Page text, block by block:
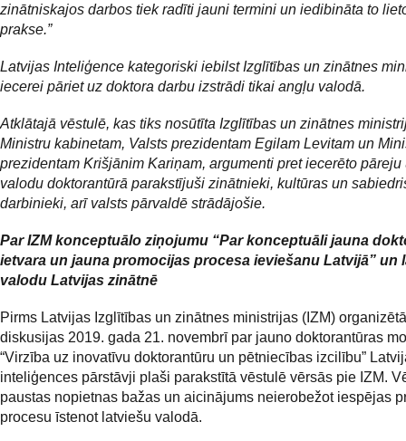
zinātniskajos darbos tiek radīti jauni termini un iedibināta to
prakse.”
Latvijas Inteliģence kategoriski iebilst Izglītības un zinātnes
iecerei pāriet uz doktora darbu izstrādi tikai angļu valodā.
Atklātajā vēstulē, kas tiks nosūtīta Izglītības un zinātnes
Ministru kabinetam, Valsts prezidentam Egilam Levitam un
prezidentam Krišjānim Kariņam, argumenti pret iecerēto pāreju
valodu doktorantūrā parakstījuši zinātnieki, kultūras un
darbinieki, arī valsts pārvaldē strādājošie.
Par IZM konceptuālo ziņojumu “Par konceptuāli jauna
ietvara un jauna promocijas procesa ieviešanu Latvijā” un
valodu Latvijas zinātnē
Pirms Latvijas Izglītības un zinātnes ministrijas (IZM)
diskusijas 2019. gada 21. novembrī par jauno doktorantūras
“Virzība uz inovatīvu doktorantūru un pētniecības izcilību”
inteliģences pārstāvji plaši parakstītā vēstulē vērsās pie IZM.
paustas nopietnas bažas un aicinājums neierobežot iespējas
procesu īstenot latviešu valodā.